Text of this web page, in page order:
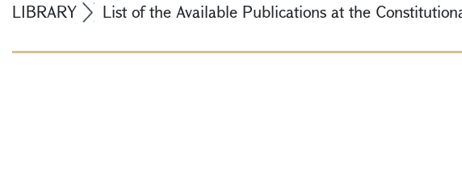
LIBRARY List of the Available Publications at the